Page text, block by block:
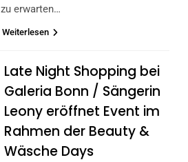
zu erwarten…
Weiterlesen
Late Night Shopping bei
Galeria Bonn / Sängerin
Leony eröffnet Event im
Rahmen der Beauty &
Wäsche Days